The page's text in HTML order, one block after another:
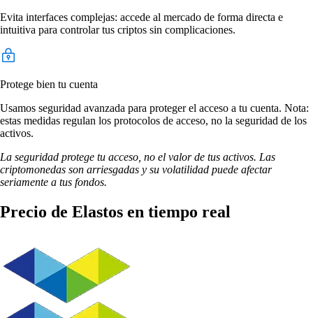
Evita interfaces complejas: accede al mercado de forma directa e
intuitiva para controlar tus criptos sin complicaciones.
Protege bien tu cuenta
Usamos seguridad avanzada para proteger el acceso a tu cuenta. Nota:
estas medidas regulan los protocolos de acceso, no la seguridad de los
activos.
La seguridad protege tu acceso, no el valor de tus activos. Las
criptomonedas son arriesgadas y su volatilidad puede afectar
seriamente a tus fondos.
Precio de Elastos en tiempo real